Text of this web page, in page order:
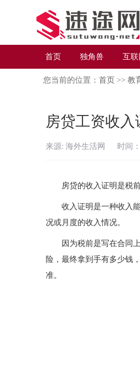
首页 独角兽 互联
您当前的位置： 首页 >> 教
房贷工资收
来源: 海外生活网 时间：
房贷的收入证明是税前
收入证明是一种收入
况或月度的收入情况。
因为税前是写在合同
险，最终拿到手有多少钱
准。